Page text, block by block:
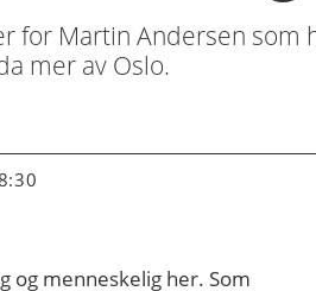
Martin Andersen som
mer av Oslo.
og menneskelig her. Som